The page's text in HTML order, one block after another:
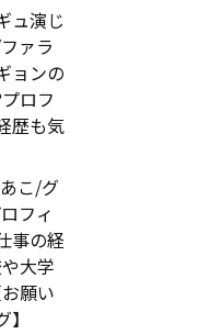
ュ演じ
ァラ
ョンの
ロフ
歴も気
こ/グ
フィ
事の経
大学
願い